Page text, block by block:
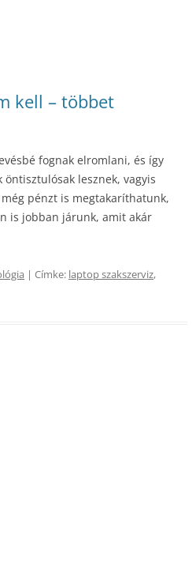
kell – többet
fognak elromlani, és így
lesznek, vagyis
pénzt is megtakaríthatunk,
is jobban járunk, amit akár
| Címke: laptop szakszerviz,